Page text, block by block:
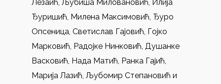
Лезаић, Љубиша Миловановић, Илија
Ђуришић, Милена Максимовић, Ђуро
Опсеница, Светислав Гајовић, Гојко
Марковић, Радојке Нинковић, Душанке
Васковић, Нада Матић, Ранка Гајић,
Марија Лазић, Љубомир Степановић и